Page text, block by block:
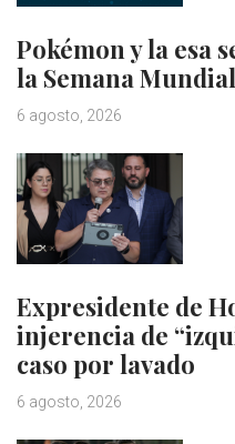
Pokémon y la esa
la Semana
6 agosto, 2026
Expresidente de
injerencia de
caso por lavado
6 agosto, 2026